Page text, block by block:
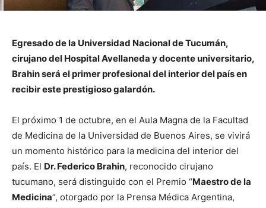
Egresado de la Universidad Nacional de Tucumán,
cirujano del Hospital Avellaneda y docente universitario,
Brahin será el primer profesional del interior del país en
recibir este prestigioso galardón.
El próximo 1 de octubre, en el Aula Magna de la Facultad
de Medicina de la Universidad de Buenos Aires, se vivirá
un momento histórico para la medicina del interior del
país. El Dr. Federico Brahin, reconocido cirujano
tucumano, será distinguido con el Premio “Maestro de la
Medicina”, otorgado por la Prensa Médica Argentina,